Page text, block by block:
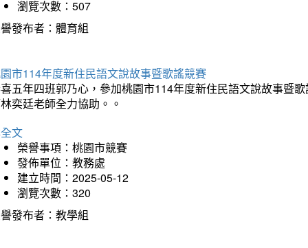
瀏覽次數：507
發布者：體育組
市114年度新住民語文說故事暨歌謠競賽
五年四班郭乃心，參加桃園市114年度新住民語文說故事暨
奕廷老師全力協助。。
文
榮譽事項：桃園市競賽
發佈單位：教務處
建立時間：2025-05-12
瀏覽次數：320
發布者：教學組